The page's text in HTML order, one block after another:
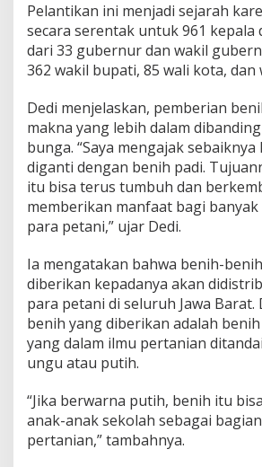
a
n
S
e
l
m
a
t
d
a
l
a
m
n
u
k
e
h
P
d
Pelantikan ini menjadi sejarah
secara serentak untuk 961 kepala
dari 33 gubernur dan wakil
362 wakil bupati, 85 wali kota, dan
Dedi menjelaskan, pemberian
makna yang lebih dalam
bunga. “Saya mengajak
diganti dengan benih padi.
itu bisa terus tumbuh dan
memberikan manfaat bagi
para petani,” ujar Dedi.
Ia mengatakan bahwa benih-
diberikan kepadanya akan
para petani di seluruh Jawa Barat.
benih yang diberikan adalah
yang dalam ilmu pertanian
ungu atau putih.
“Jika berwarna putih, benih itu
anak-anak sekolah sebagai
pertanian,” tambahnya.